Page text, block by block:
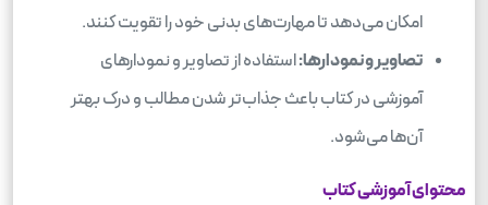
امکان می‌دهد تا مهارت‌های بدنی خود را تقویت کنند.
تصاویر و نمودارها:استفاده از تصاویر و نمودارهای
آموزشی در کتاب باعث جذاب‌تر شدن مطالب و درک بهتر
آن‌ها می‌شود.
محتوای آموزشی کتاب